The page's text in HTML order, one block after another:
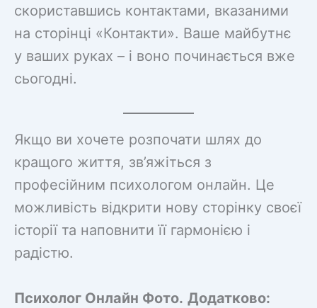
скориставшись контактами, вказаними
на сторінці «Контакти». Ваше майбутнє
у ваших руках – і воно починається вже
сьогодні.
Якщо ви хочете розпочати шлях до
кращого життя, зв’яжіться з
професійним психологом онлайн. Це
можливість відкрити нову сторінку своєї
історії та наповнити її гармонією і
радістю.
Психолог Онлайн Фото. Додатково: